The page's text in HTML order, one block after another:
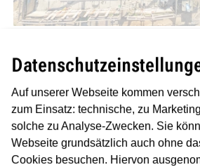
In den letzten Monaten wurden viele
der zukünftigen Station Güterplatz
Abschnitte werden nun nach und
überschüttet; die Arbeiten erfolgen
Westen. In Zusammenhang mit den
anschließend die
Telekommunikation, Gas, Wasser)
Auf unserer Webseite kommen
zum Einsatz: technische, zu
solche zu Analyse-Zwecken. Sie
Webseite grundsätzlich auch ohne
Cookies besuchen. Hiervon